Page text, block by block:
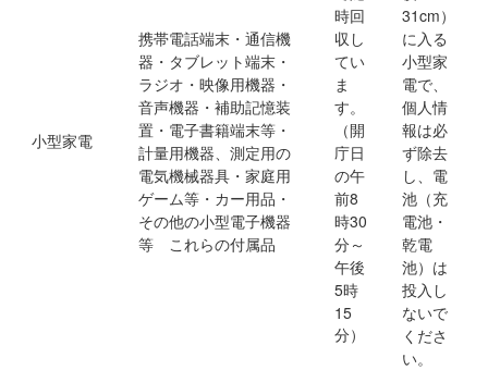
小型家電
携帯電話端末・通信機
器・タブレット端末・
ラジオ・映像用機器・
音声機器・補助記憶装
置・電子書籍端末等・
計量用機器、測定用の
電気機械器具・家庭用
ゲーム等・カー用品・
その他の小型電子機器
等 これらの付属品
時回
収し
てい
ま
す。
（開
庁日
の午
前8
時30
分～
午後
5時
15
分）
31cm）
に入る
小型家
電で、
個人情
報は必
ず除去
し、電
池（充
電池・
乾電
池）は
投入し
ないで
くださ
い。